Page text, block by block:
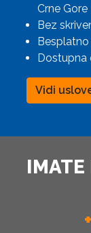
Crne Gore
Bez
Dostupna
Vidi
IMATE